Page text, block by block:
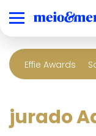
Effie Awards
jurado